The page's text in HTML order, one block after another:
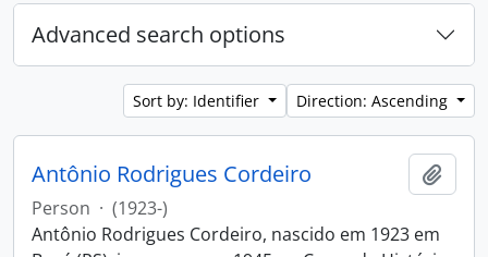
Advanced search options
Sort by: Identifier Direction: Ascending
Antônio Rodrigues Cordeiro
Person · (1923-)
Antônio Rodrigues Cordeiro, nascido em 1923 em